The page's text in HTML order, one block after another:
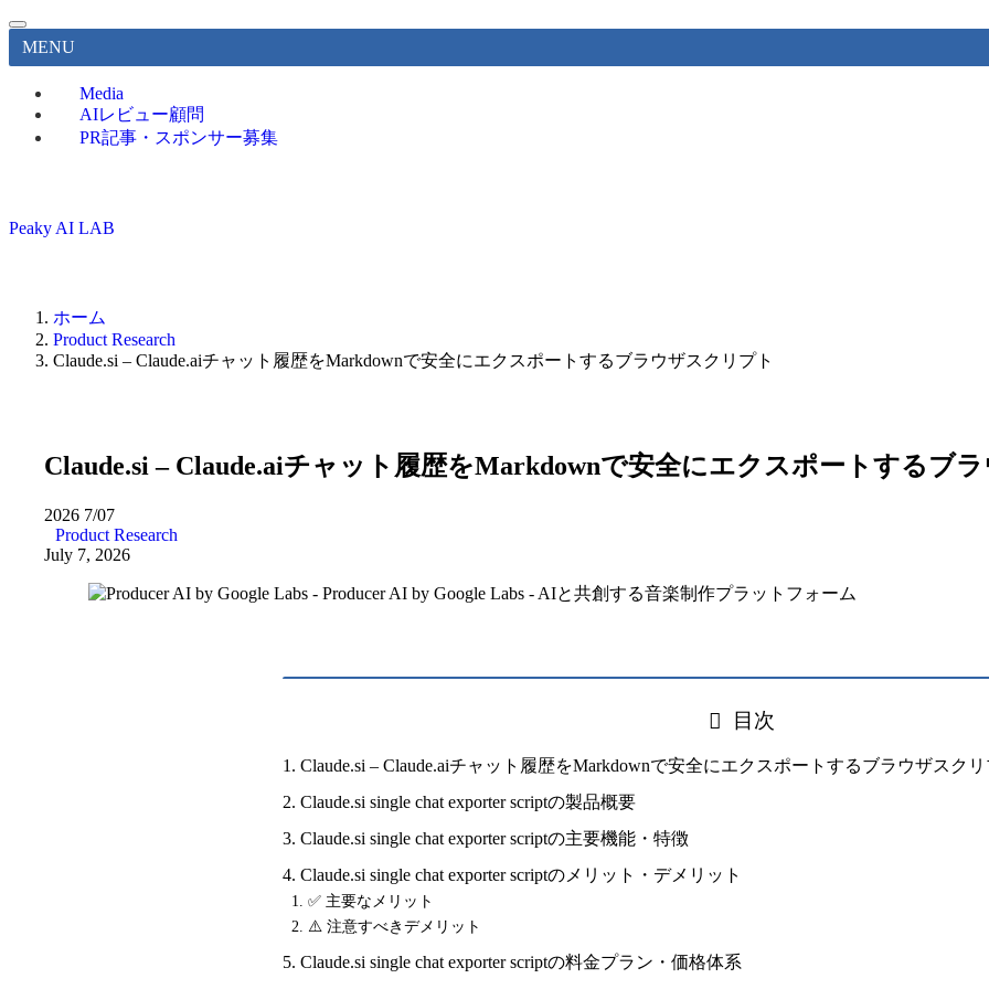
MENU
Media
AIレビュー顧問
PR記事・スポンサー募集
Peaky AI LAB
ホーム
Product Research
Claude.si – Claude.aiチャット履歴をMarkdownで安全にエクスポートするブラウザスクリプト
Claude.si – Claude.aiチャット履歴をMarkdownで安全にエクスポートするブ
2026 7/07
Product Research
July 7, 2026
目次
Claude.si – Claude.aiチャット履歴をMarkdownで安全にエクスポートするブラウザスク
Claude.si single chat exporter scriptの製品概要
Claude.si single chat exporter scriptの主要機能・特徴
Claude.si single chat exporter scriptのメリット・デメリット
✅ 主要なメリット
⚠️ 注意すべきデメリット
Claude.si single chat exporter scriptの料金プラン・価格体系